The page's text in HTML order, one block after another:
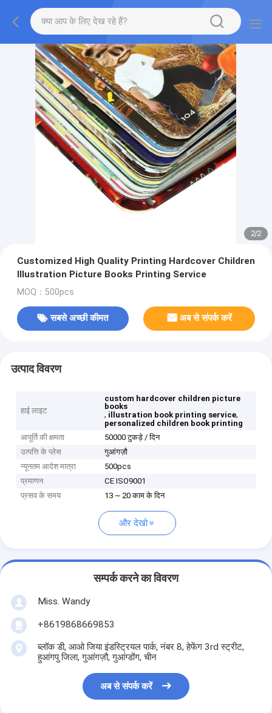
2/2
Customized High Quality Printing Hardcover Children
Illustration Picture Books Printing Service
MOQ：500pcs
सबसे अच्छी कीमत अब से संपर्क करें
उत्पाद विवरण
हाई लाइट
custom hardcover children picture
books
, illustration book printing service,
personalized children book printing
आपूर्ति की क्षमता
50000 टुकड़े / दिन
उत्पत्ति के प्लेस
गुआंगज़ौ
न्यूनतम आदेश मात्रा
500pcs
प्रमाणन
CE ISO9001
प्रसव के समय
13 ~ 20 काम के दिन
और देखो
सम्पर्क करने का विवरण
Miss. Wandy
+8619868669853
ब्लॉक डी, आओ जिया इंडस्ट्रियल पार्क, नंबर 8, हेफेंग 3rd स्ट्रीट,
हुआंगपु जिला, गुआंगज़ौ, गुआंग्डोंग, चीन
अब से संपर्क करें